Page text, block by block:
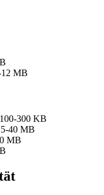
MB
100-300 KB
40 MB
MB